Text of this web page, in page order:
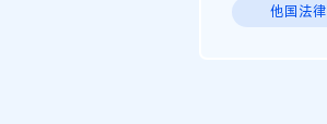
他国法律